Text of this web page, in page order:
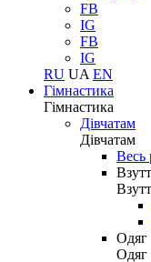
FB
IG
FB
IG
RU UA EN
Гімнастика
Гімнастика
Дівчатам
Дівчатам
Весь
Одяг
Одяг